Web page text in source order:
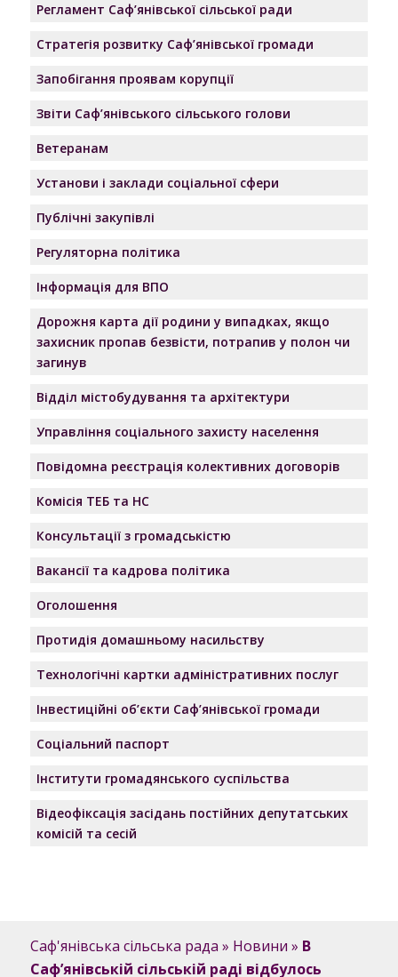
Регламент Саф’янівської сільської ради
Стратегія розвитку Саф’янівської громади
Запобігання проявам корупції
Звіти Саф’янівського сільського голови
Ветеранам
Установи і заклади соціальної сфери
Публічні закупівлі
Регуляторна політика
Інформація для ВПО
Дорожня карта дії родини у випадках, якщо
захисник пропав безвісти, потрапив у полон чи
загинув
Відділ містобудування та архітектури
Управління соціального захисту населення
Повідомна реєстрація колективних договорів
Комісія ТЕБ та НС
Консультації з громадськістю
Вакансії та кадрова політика
Оголошення
Протидія домашньому насильству
Технологічні картки адміністративних послуг
Інвестиційні об’єкти Саф’янівської громади
Соціальний паспорт
Інститути громадянського суспільства
Відеофіксація засідань постійних депутатських
комісій та сесій
Саф'янівська сільська рада » Новини » В
Саф’янівській сільській раді відбулось